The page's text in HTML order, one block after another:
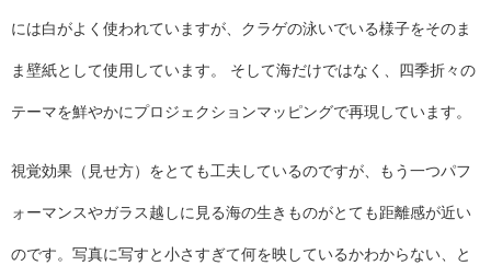
には白がよく使われていますが、クラゲの泳いでいる様子をそのま
ま壁紙として使用しています。 そして海だけではなく、四季折々の
テーマを鮮やかにプロジェクションマッピングで再現しています。
視覚効果（見せ方）をとても工夫しているのですが、もう一つパフ
ォーマンスやガラス越しに見る海の生きものがとても距離感が近い
のです。写真に写すと小さすぎて何を映しているかわからない、と